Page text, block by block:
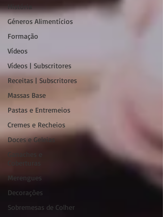
História
Géneros Alimentícios
Formação
Vídeos
Vídeos | Subscritores
Receitas | Subscritores
Massas Base
Pastas e Entremeios
Cremes e Recheios
Doces e Geleias
Ganaches e
Merengues
Decorações
Sobremesas de Colher